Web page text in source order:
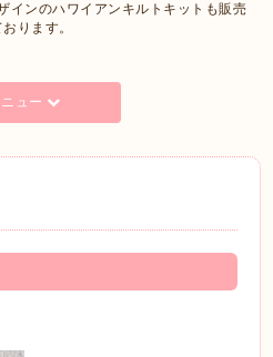
インのハワイアンキルトキットも販売
おります。
ニュー